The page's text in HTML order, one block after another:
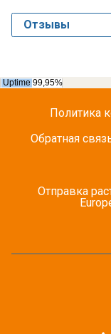
Отзывы
Политика
Обратная
Отправка